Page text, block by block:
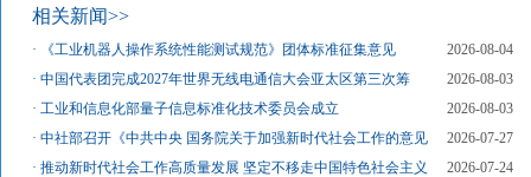
相关新闻>>
· 《工业机器人操作系统性能测试规范》团体标准征集意见
2026-08-04
·中国代表团完成2027年世界无线电通信大会亚太区第三次筹
2026-08-03
·工业和信息化部量子信息标准化技术委员会成立
2026-08-03
·中社部召开《中共中央 国务院关于加强新时代社会工作的意见
2026-07-27
·推动新时代社会工作高质量发展 坚定不移走中国特色社会主义
2026-07-24